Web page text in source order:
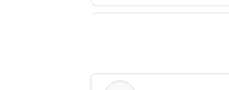
ريال مدريد